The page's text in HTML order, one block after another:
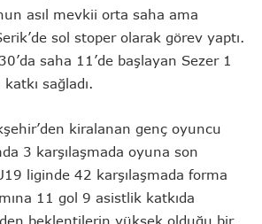
asıl mevkii orta saha ama
sol stoper olarak görev yaptı.
saha 11’de başlayan Sezer 1
sağladı.
kiralanan genç oyuncu
3 karşılaşmada oyuna son
liginde 42 karşılaşmada forma
11 gol 9 asistlik katkıda
beklentilerin yüksek olduğu bir